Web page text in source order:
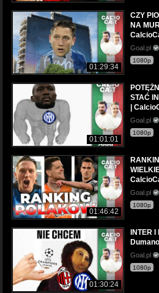
01:29:34
CZY
NA
Goal.pl
1080p
01:01:01
STAĆ
|
Goal.pl
1080p
01:46:42
Goal.pl
1080p
01:30:24
INTER
Goal.pl
1080p